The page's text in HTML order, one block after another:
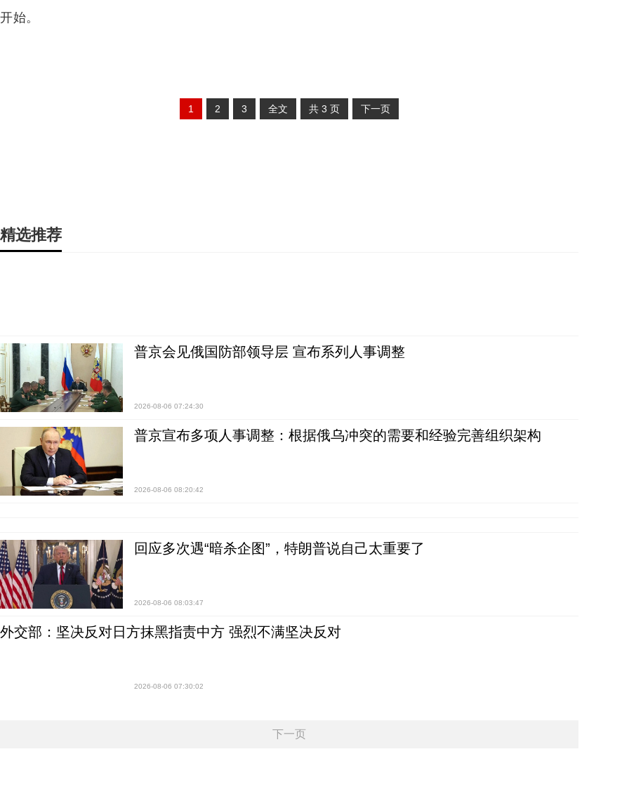
开始。
1 2 3 全文 共 3 页 下一页
精选推荐
普京会见俄国防部领导层 宣布系列人事调整
2026-08-06 07:24:30
普京宣布多项人事调整：根据俄乌冲突的需要和经验完善组织架构
2026-08-06 08:20:42
回应多次遇“暗杀企图”，特朗普说自己太重要了
2026-08-06 08:03:47
外交部：坚决反对日方抹黑指责中方 强烈不满坚决反对
2026-08-06 07:30:02
下一页